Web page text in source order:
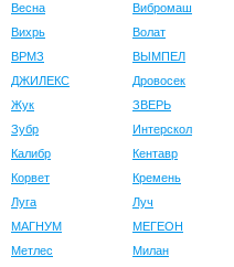
Весна
Вибромаш
Вихрь
Волат
ВРМЗ
ВЫМПЕЛ
ДЖИЛЕКС
Дровосек
Жук
ЗВЕРЬ
Зубр
Интерскол
Калибр
Кентавр
Корвет
Кремень
Луга
Луч
МАГНУМ
МЕГЕОН
Метлес
Милан